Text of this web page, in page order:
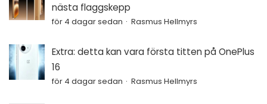
nästa flaggskepp
för 4 dagar sedan Rasmus Hellmyrs
Extra: detta kan vara första titten på OnePlus
16
för 4 dagar sedan Rasmus Hellmyrs